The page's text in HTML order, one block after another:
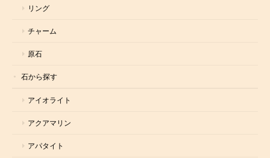
リング
チャーム
原石
石から探す
アイオライト
アクアマリン
アパタイト